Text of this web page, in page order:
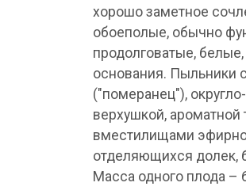
хорошо заметное
обоеполые, обычно
продолговатые,
основания. Пыльники
("померанец"),
верхушкой,
вместилищами
отделяющихся долек,
Масса одного плода –